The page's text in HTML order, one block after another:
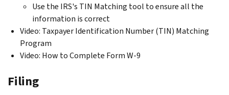
Use the IRS's TIN Matching tool to ensure all the
information is correct
Video: Taxpayer Identification Number (TIN) Matching
Program
Video: How to Complete Form W-9
Filing